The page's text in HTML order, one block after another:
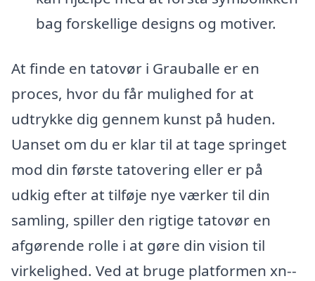
bag forskellige designs og motiver.
At finde en tatovør i Grauballe er en
proces, hvor du får mulighed for at
udtrykke dig gennem kunst på huden.
Uanset om du er klar til at tage springet
mod din første tatovering eller er på
udkig efter at tilføje nye værker til din
samling, spiller den rigtige tatovør en
afgørende rolle i at gøre din vision til
virkelighed. Ved at bruge platformen xn--